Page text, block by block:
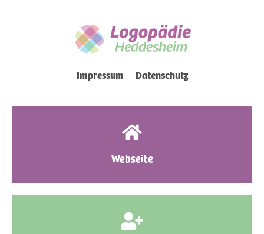
Impressum Datenschutz
Webseite